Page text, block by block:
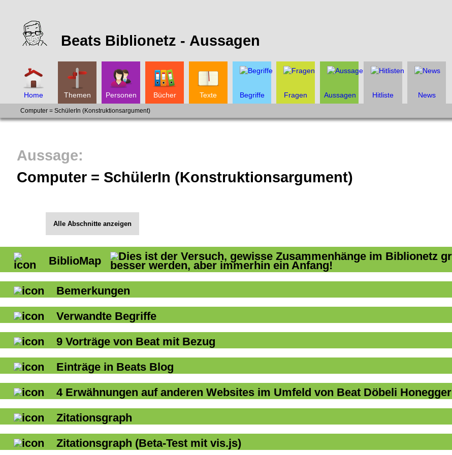
Beats Biblionetz - Aussagen
Home Themen Personen Bücher Texte Begriffe Fragen Aussagen Hitliste News
Computer = SchülerIn (Konstruktionsargument)
Computer = SchülerIn (Konstruktionsargument)
Alle Abschnitte anzeigen
BiblioMap
Bemerkungen
Verwandte Begriffe
9 Vorträge von Beat mit Bezug
Einträge in Beats Blog
4 Erwähnungen auf anderen Websites im Umfeld von Beat Döbeli Honegger
Zitationsgraph
Zitationsgraph (Beta-Test mit vis.js)